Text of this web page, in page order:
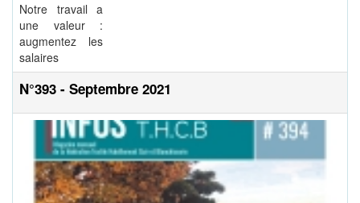
Notre travail a
une valeur :
augmentez les
salaires
N°393 - Septembre 2021